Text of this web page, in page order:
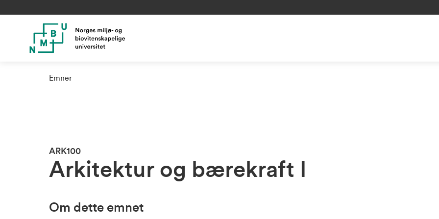
Emner
ARK100
Arkitektur og bærekraft I
Om dette emnet